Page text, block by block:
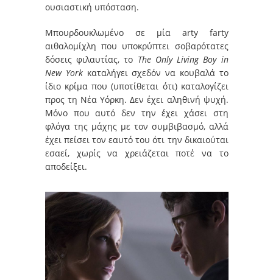
ουσιαστική υπόσταση.
Μπουρδουκλωμένο σε μία arty farty
αιθαλομίχλη που υποκρύπτει σοβαρότατες
δόσεις φιλαυτίας, το The Only Living Boy in
New Yorkκαταλήγει σχεδόν να κουβαλά το
ίδιο κρίμα που (υποτίθεται ότι) καταλογίζει
προς τη Νέα Υόρκη. Δεν έχει αληθινή ψυχή.
Μόνο που αυτό δεν την έχει χάσει στη
φλόγα της μάχης με τον συμβιβασμό, αλλά
έχει πείσει τον εαυτό του ότι την δικαιούται
εσαεί, χωρίς να χρειάζεται ποτέ να το
αποδείξει.